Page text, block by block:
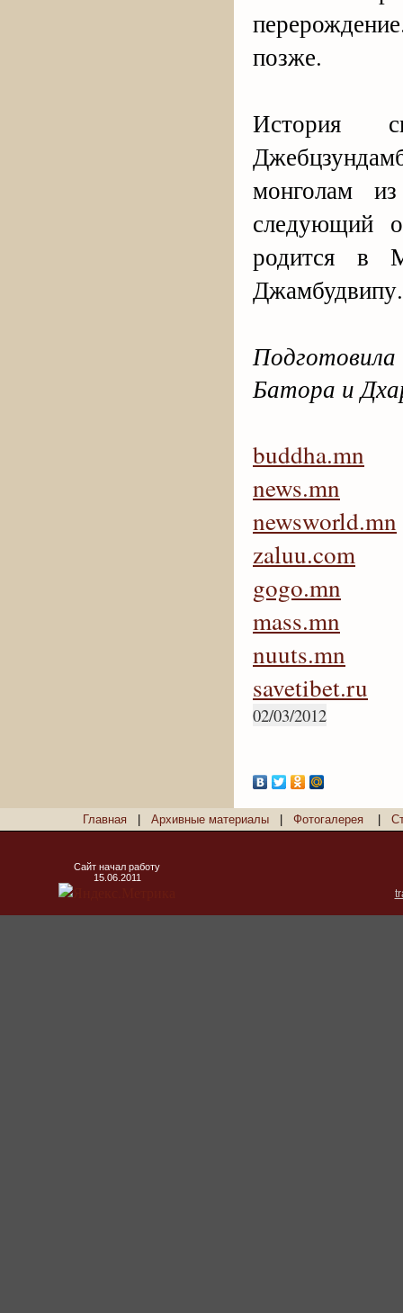
позже.
История
монголам
следующий
родится в
Джамбудвипу.
Батора и
buddha.mn
news.mn
newsworld.mn
zaluu.com
gogo.mn
mass.mn
nuuts.mn
savetibet.ru
02/03/2012
Главная Архивные материалы Фотогалерея
Сайт начал работу
15.06.2011